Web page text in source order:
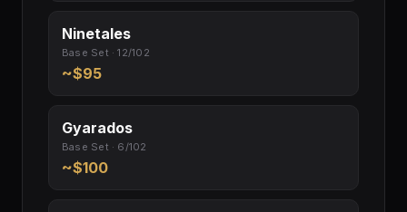
Ninetales
Base Set · 12/102
~$95
Gyarados
Base Set · 6/102
~$100